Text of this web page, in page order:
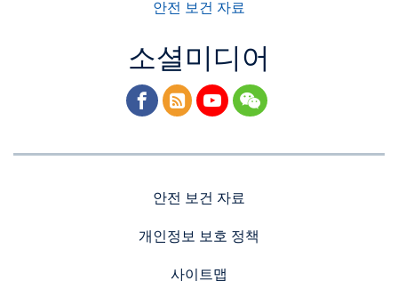
안전 보건 자료
소셜미디어
facebook
rss youtubewechat
안전 보건 자료
개인정보 보호 정책
사이트맵